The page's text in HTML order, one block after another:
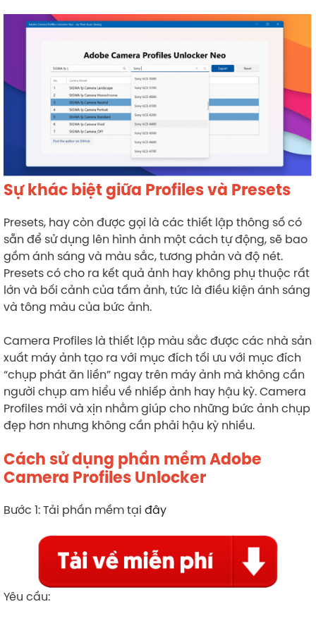
Sự khác biệt giữa Profiles và Presets
Presets, hay còn được gọi là các thiết lập thông số có
sẵn để sử dụng lên hình ảnh một cách tự động, sẽ bao
gồm ánh sáng và màu sắc, tương phản và độ nét.
Presets có cho ra kết quả ảnh hay không phụ thuộc rất
lớn và bối cảnh của tấm ảnh, tức là điều kiện ánh sáng
và tông màu của bức ảnh.
Camera Profiles là thiết lập màu sắc được các nhà sản
xuất máy ảnh tạo ra với mục đích tối ưu với mục đích
“chụp phát ăn liền” ngay trên máy ảnh mà không cần
người chụp am hiểu về nhiếp ảnh hay hậu kỳ. Camera
Profiles mới và xịn nhằm giúp cho những bức ảnh chụp
đẹp hơn nhưng không cần phải hậu kỳ nhiều.
Cách sử dụng phần mềm Adobe
Camera Profiles Unlocker
Bước 1: Tải phần mềm tại đây
Yêu cầu: